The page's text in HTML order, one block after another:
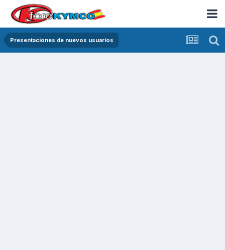
Presentaciones de nuevos usuarios